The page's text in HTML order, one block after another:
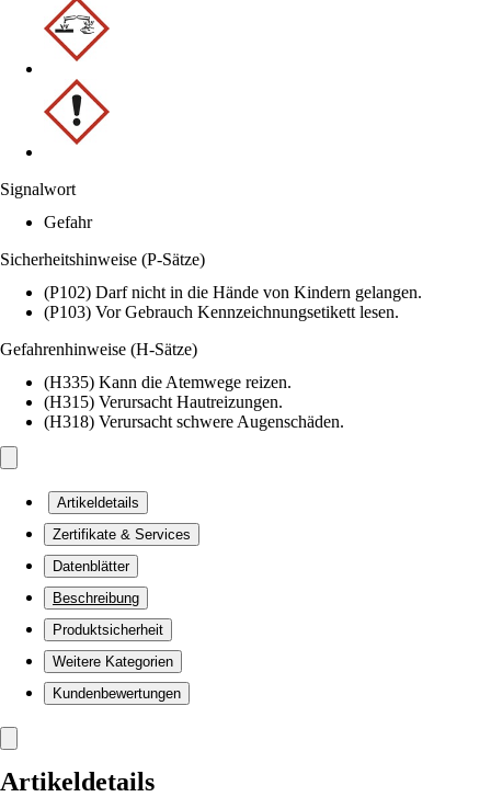
Signalwort
Gefahr
Sicherheitshinweise (P-Sätze)
(P102) Darf nicht in die Hände von Kindern gelangen.
(P103) Vor Gebrauch Kennzeichnungsetikett lesen.
Gefahrenhinweise (H-Sätze)
(H335) Kann die Atemwege reizen.
(H315) Verursacht Hautreizungen.
(H318) Verursacht schwere Augenschäden.
Artikeldetails
Zertifikate & Services
Datenblätter
Beschreibung
Produktsicherheit
Weitere Kategorien
Kundenbewertungen
Artikeldetails